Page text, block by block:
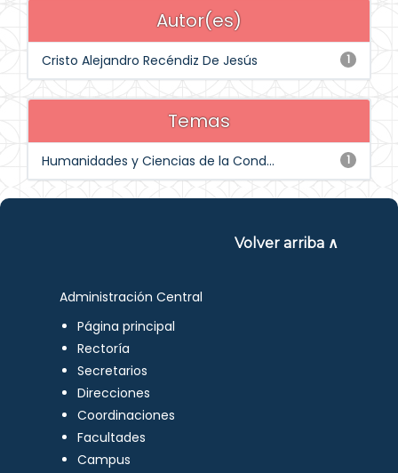
Autor(es)
1
Cristo Alejandro Recéndiz De Jesús
Temas
1
Humanidades y Ciencias de la Cond...
Volver arriba ∧
Administración Central
Página principal
Rectoría
Secretarios
Direcciones
Coordinaciones
Facultades
Campus